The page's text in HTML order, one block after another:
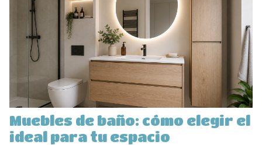
Muebles de baño: cómo elegir el
ideal para tu espacio